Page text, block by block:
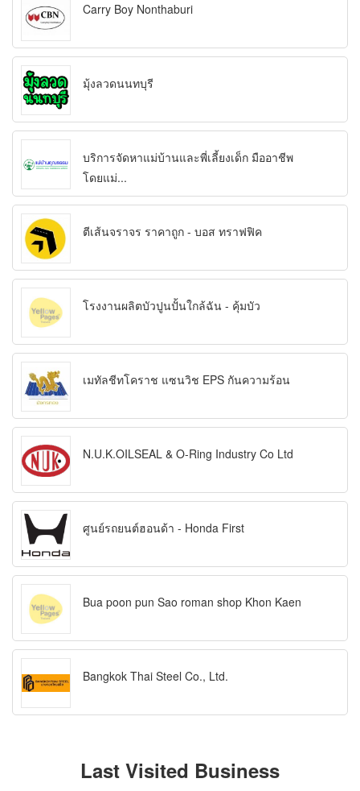
Carry Boy Nonthaburi
มุ้งลวดนนทบุรี
บริการจัดหาแม่บ้านและพี่เลี้ยงเด็ก มืออาชีพ
โดยแม่...
ตีเส้นจราจร ราคาถูก - บอส ทราฟฟิค
โรงงานผลิตบัวปูนปั้นใกล้ฉัน - คุ้มบัว
เมทัลชีทโคราช แซนวิช EPS กันความร้อน
N.U.K.OILSEAL & O-Ring Industry Co Ltd
ศูนย์รถยนต์ฮอนด้า - Honda First
Bua poon pun Sao roman shop Khon Kaen
Bangkok Thai Steel Co., Ltd.
Last Visited Business